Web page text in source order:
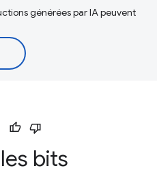
générées par IA peuvent
bits